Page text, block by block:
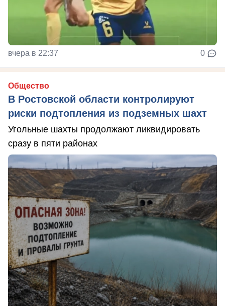
вчера в 22:37 0
Общество
В Ростовской области контролируют
риски подтопления из подземных шахт
Угольные шахты продолжают ликвидировать
сразу в пяти районах